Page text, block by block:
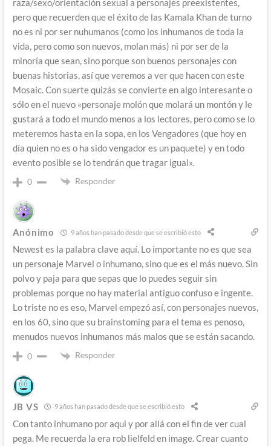
raza/sexo/orientación sexual a personajes preexistentes,
pero que recuerden que el éxito de las Kamala Khan de turno
no es ni por ser nuhumanos (como los inhumanos de toda la
vida, pero como son nuevos, molan más) ni por ser de la
minoría que sean, sino porque son buenos personajes con
buenas historias, así que veremos a ver que hacen con este
Mosaic. Con suerte quizás se convierte en algo interesante o
sólo en el nuevo «personaje molón que molará un montón y le
gustará a todo el mundo menos a los lectores, pero como se lo
meteremos hasta en la sopa, en los Vengadores (que hoy en
día quien no es o ha sido vengador es un paquete) y en todo
evento posible se lo tendrán que tragar igual».
0 Responder
Anónimo 9 años han pasado desde que se escribió esto
Newest es la palabra clave aquí. Lo importante no es que sea
un personaje Marvel o inhumano, sino que es el más nuevo. Sin
polvo y paja para que sepas que lo puedes seguir sin
problemas porque no hay material antiguo confuso e ingente.
Lo triste no es eso, Marvel empezó así, con personajes nuevos,
en los 60, sino que su brainstoming para el tema es penoso,
menudos nuevos inhumanos más malos que se están sacando.
0 Responder
JB VS 9 años han pasado desde que se escribió esto
Con tanto inhumano por aqui y por allá con el fin de ver cual
pega. Me recuerda la era rob lielfeld en image. Crear cuanto